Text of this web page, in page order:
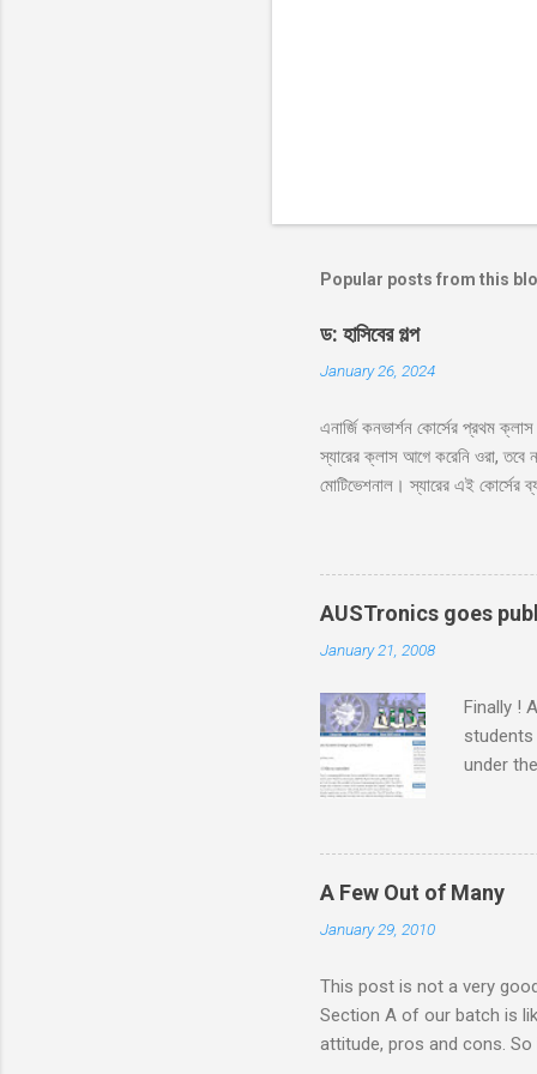
Popular posts from this
ড: হাসিবের গল্প
January 26, 2024
এনার্জি কনভার্শন কোর্সের প্রথম
স্যারের ক্লাস আগে করেনি ওরা, তবে
মোটিভেশনাল। স্যারের এই কোর্সের
প্রথম দিন, আর আপনারা ক্লাস
আজকে পড়াবো কেন, পাগল নাকি?’
‘তোমাদের সাথে প্রথম ক্লাস।
AUSTronics goes
January 21, 2008
Finally !
under
putting
which
the
Adnan
A Few Out of Many
January 29, 2010
This post is not a very
Section A of our batch is
attitude, pros and cons.